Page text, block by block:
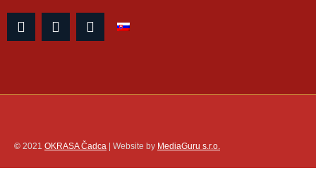
F
a
I
n
Y
o
© 2021 OKRASA Čadca | Website by MediaGuru s.r.o.